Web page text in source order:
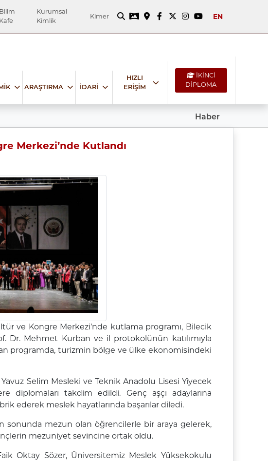
Bilim
Kafe
Kurumsal
Kimlik
Kimer EN
ARAŞTIRMA İDARİ
HIZLI
ERİŞİM
İKİNCİ
DİPLOMA
Haber
Merkezi’nde Kutlandı
ve Kongre Merkezi’nde kutlama programı, Bilecik
Dr. Mehmet Kurban ve il protokolünün katılımıyla
programda, turizmin bölge ve ülke ekonomisindeki
Selim Mesleki ve Teknik Anadolu Lisesi Yiyecek
diplomaları takdim edildi. Genç aşçı adaylarına
ederek meslek hayatlarında başarılar diledi.
sonunda mezun olan öğrencilerle bir araya gelerek,
mezuniyet sevincine ortak oldu.
Oktay Sözer, Üniversitemiz Meslek Yüksekokulu